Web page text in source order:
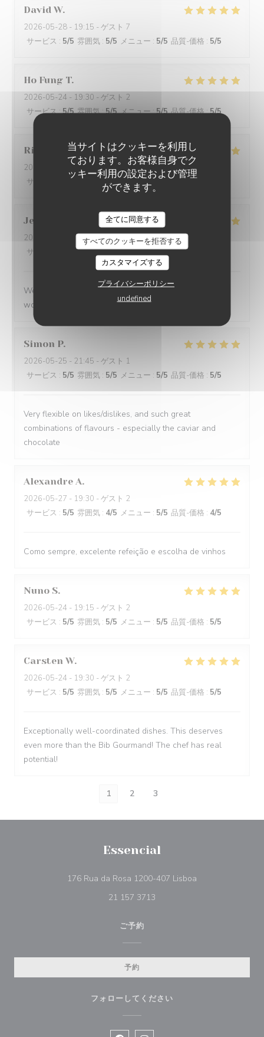
当サイトはクッキーを利用し
ております。お客様自身でク
ッキー利用の設定および管理
ができます。
全てに同意する
すべてのクッキーを拒否する
カスタマイズする
プライバシーポリシー
undefined
David W
2026-05-28 - 19:15 - ゲスト 7
サービス : 5/5 雰囲気 : 5/5 メニュー : 5/5 品質-価格 : 5/5
Ho Fung T
2026-05-24 - 19:30 - ゲスト 2
サービス:5/5 雰囲気:5/5 メニュー:5/5 品質-価格:5/5
Riccardo L
2026-05-25
- 21:45 - ゲスト 2
サービス
/5 雰囲気: 4/5 メニュー: 5/5 品質-価格
Jenny
2026-05-25
- 21:15 - ゲスト 2
サービス
雰囲気:5/5 メニュー:5/5 品質-価格
We had a great evening at Essencial. The staff was
wonderful and the food was excellent!
Simon P
2026-05-25 - 21:45 - ゲスト 1
サービス : 5/5 雰囲気 : 5/5 メニュー : 5/5 品質-価格 : 5/5
Very flexible on likes/dislikes, and such great
combinations of flavours - especially the caviar and
chocolate
Alexandre A
2026-05-27 - 19:30 - ゲスト 2
サービス : 5/5 雰囲気 : 4/5 メニュー : 5/5 品質-価格 : 4/5
Como sempre, excelente refeição e escolha de vinhos
Nuno S
2026-05-24 - 19:15 - ゲスト 2
サービス : 5/5 雰囲気 : 5/5 メニュー : 5/5 品質-価格 : 5/5
Carsten W
2026-05-24 - 19:30 - ゲスト 2
サービス : 5/5 雰囲気 : 5/5 メニュー : 5/5 品質-価格 : 5/5
Exceptionally well-coordinated dishes. This deserves
even more than the Bib Gourmand! The chef has real
potential!
1 2 3
Essencial
176 Rua da Rosa 1200-407 Lisboa
21 157 3713
ご予約
予約
フォローしてください